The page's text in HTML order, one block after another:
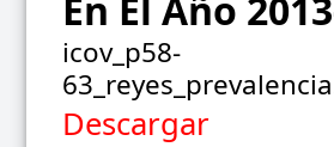
icov_p58-
Descargar